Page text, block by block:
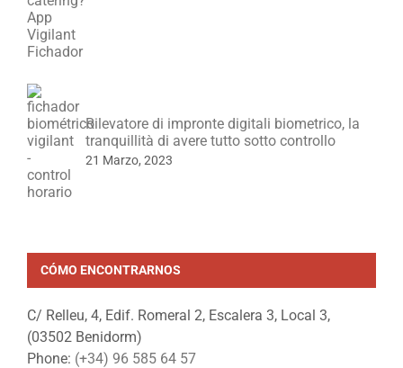
Rilevatore di impronte digitali biometrico, la
tranquillità di avere tutto sotto controllo
21 Marzo, 2023
CÓMO ENCONTRARNOS
C/ Relleu, 4, Edif. Romeral 2, Escalera 3, Local 3,
(03502 Benidorm)
Phone: (+34) 96 585 64 57